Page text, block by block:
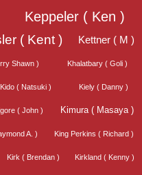
Keppeler ( Ken )
( Kent ) Kettner ( M )
Shawn ) Khalatbary ( Goli )
Kido ( Natsuki ) Kiely ( Danny )
( John ) Kimura ( Masaya )
A. ) King Perkins ( Richard )
Kirk ( Brendan ) Kirkland ( Kenny )